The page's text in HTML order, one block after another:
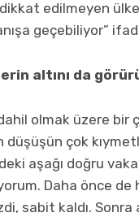
edilmeyen
geçebiliyor”
altını da
olmak üzere bir
düşüşün çok
aşağı doğru
Daha önce de
sabit kaldı. Sonra